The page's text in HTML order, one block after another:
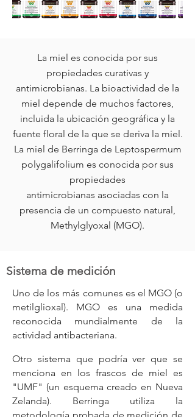
La miel es conocida por sus
propiedades curativas y
antimicrobianas. La bioactividad de la
miel depende de muchos factores,
incluida la ubicación geográfica y la
fuente floral de la que se deriva la miel.
La miel de Berringa de Leptospermum
polygalifolium es conocida por sus
propiedades
antimicrobianas asociadas con la
presencia de un compuesto natural,
Methylglyoxal (MGO).
Sistema de medición
Uno de los más comunes es el MGO (o
metilglioxal). MGO es una medida
reconocida mundialmente de la
actividad antibacteriana.
Otro sistema que podría ver que se
menciona en los frascos de miel es
"UMF" (un esquema creado en Nueva
Zelanda). Berringa utiliza la